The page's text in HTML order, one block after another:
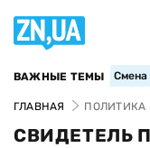
ВАЖНЫЕ ТЕМЫ Смена
ГЛАВНАЯ ПОЛИТИКА
СВИДЕТЕЛЬ